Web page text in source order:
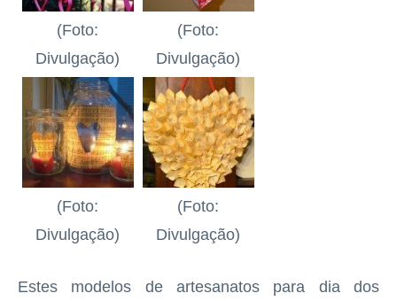
(Foto:
Divulgação)
(Foto:
Divulgação)
(Foto:
Divulgação)
(Foto:
Divulgação)
Estes modelos de artesanatos para dia dos